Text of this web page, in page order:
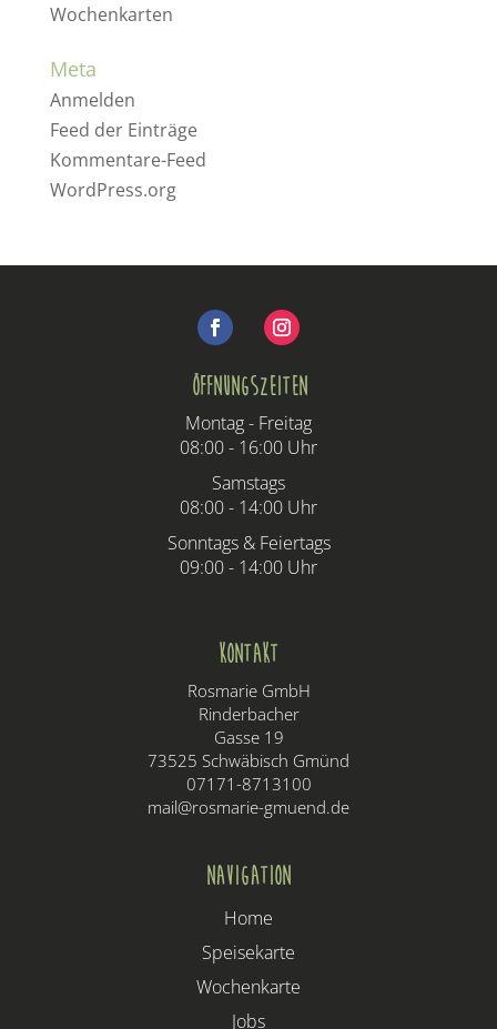
Wochenkarten
Meta
Anmelden
Feed der Einträge
Kommentare-Feed
WordPress.org
Öffnungszeiten
Montag - Freitag
08:00 - 16:00 Uhr
Samstags
08:00 - 14:00 Uhr
Sonntags & Feiertags
09:00 - 14:00 Uhr
Kontakt
Rosmarie GmbH
Rinderbacher
Gasse 19
73525 Schwäbisch Gmünd
07171-8713100
mail@rosmarie-gmuend.de
Navigation
Home
Speisekarte
Wochenkarte
Jobs